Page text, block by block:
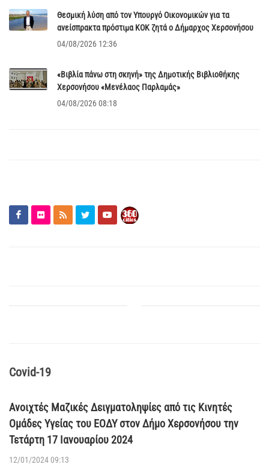
Θεσμική λύση από τον Υπουργό Οικονομικών για τα
ανείσπρακτα πρόστιμα ΚΟΚ ζητά ο Δήμαρχος Χερσονήσου
04/08/2026 12:36
«Βιβλία πάνω στη σκηνή» της Δημοτικής Βιβλιοθήκης
Χερσονήσου «Μενέλαος Παρλαμάς»
04/08/2026 08:18
Covid-19
Ανοιχτές Μαζικές Δειγματοληψίες από τις Κινητές
Ομάδες Υγείας του ΕΟΔΥ στον Δήμο Χερσονήσου την
Τετάρτη 17 Ιανουαρίου 2024
12/01/2024 09:13